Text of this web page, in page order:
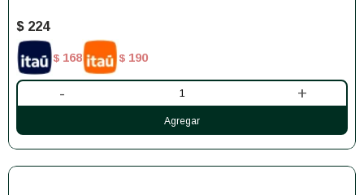
$ 224
$ 168 $ 190
- +